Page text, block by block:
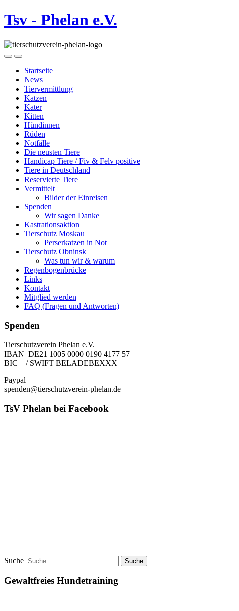
Tsv - Phelan e.V.
Startseite
News
Tiervermittlung
Katzen
Kater
Kitten
Hündinnen
Rüden
Notfälle
Die neusten Tiere
Handicap Tiere / Fiv & Felv positive
Tiere in Deutschland
Reservierte Tiere
Vermittelt
Bilder der Einreisen
Spenden
Wir sagen Danke
Kastrationsaktion
Tierschutz Moskau
Perserkatzen in Not
Tierschutz Obninsk
Was tun wir & warum
Regenbogenbrücke
Links
Kontakt
Mitglied werden
FAQ (Fragen und Antworten)
Spenden
Tierschutzverein Phelan e.V.
IBAN DE21 1005 0000 0190 4177 57
BIC – / SWIFT BELADEBEXXX
Paypal
spenden@tierschutzverein-phelan.de
TsV Phelan bei Facebook
Suche
Gewaltfreies Hundetraining